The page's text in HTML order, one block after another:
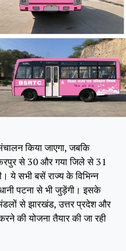
किया जाएगा, जबकि
से 30 और गया जिले से 31
ये सभी बसें राज्य के विभिन्न
पटना से भी जुड़ेंगी। इसके
से झारखंड, उत्तर प्रदेश और
की योजना तैयार की जा रही